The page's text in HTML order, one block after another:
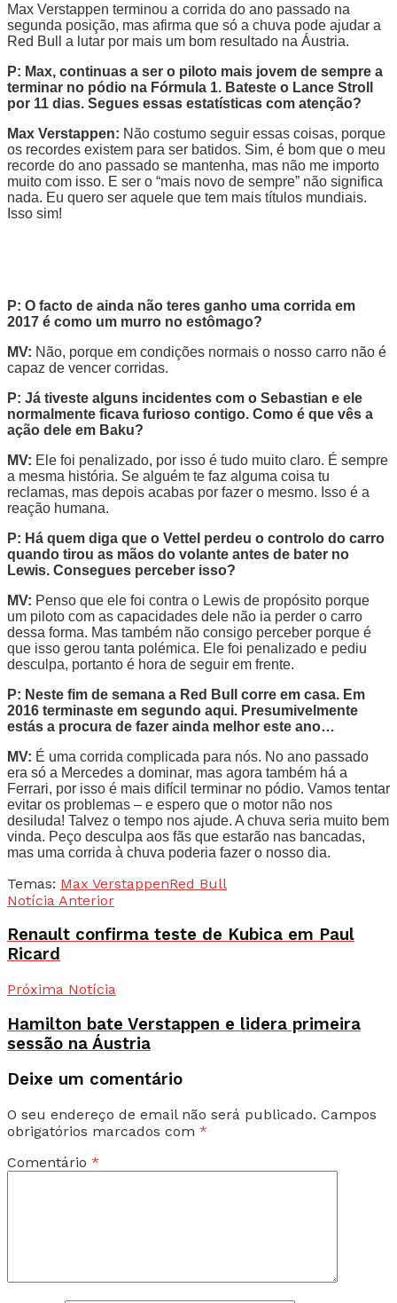
Max Verstappen terminou a corrida do ano passado na
segunda posição, mas afirma que só a chuva pode ajudar a
Red Bull a lutar por mais um bom resultado na Áustria.
P: Max, continuas a ser o piloto mais jovem de sempre a
terminar no pódio na Fórmula 1. Bateste o Lance Stroll
por 11 dias. Segues essas estatísticas com atenção?
Max Verstappen: Não costumo seguir essas coisas, porque
os recordes existem para ser batidos. Sim, é bom que o meu
recorde do ano passado se mantenha, mas não me importo
muito com isso. E ser o “mais novo de sempre” não significa
nada. Eu quero ser aquele que tem mais títulos mundiais.
Isso sim!
P: O facto de ainda não teres ganho uma corrida em
2017 é como um murro no estômago?
MV: Não, porque em condições normais o nosso carro não é
capaz de vencer corridas.
P: Já tiveste alguns incidentes com o Sebastian e ele
normalmente ficava furioso contigo. Como é que vês a
ação dele em Baku?
MV: Ele foi penalizado, por isso é tudo muito claro. É sempre
a mesma história. Se alguém te faz alguma coisa tu
reclamas, mas depois acabas por fazer o mesmo. Isso é a
reação humana.
P: Há quem diga que o Vettel perdeu o controlo do carro
quando tirou as mãos do volante antes de bater no
Lewis. Consegues perceber isso?
MV: Penso que ele foi contra o Lewis de propósito porque
um piloto com as capacidades dele não ia perder o carro
dessa forma. Mas também não consigo perceber porque é
que isso gerou tanta polémica. Ele foi penalizado e pediu
desculpa, portanto é hora de seguir em frente.
P: Neste fim de semana a Red Bull corre em casa. Em
2016 terminaste em segundo aqui. Presumivelmente
estás a procura de fazer ainda melhor este ano…
MV: É uma corrida complicada para nós. No ano passado
era só a Mercedes a dominar, mas agora também há a
Ferrari, por isso é mais difícil terminar no pódio. Vamos tentar
evitar os problemas – e espero que o motor não nos
desiluda! Talvez o tempo nos ajude. A chuva seria muito bem
vinda. Peço desculpa aos fãs que estarão nas bancadas,
mas uma corrida à chuva poderia fazer o nosso dia.
Temas: Max VerstappenRed Bull
Notícia Anterior
Renault confirma teste de Kubica em Paul
Ricard
Próxima Notícia
Hamilton bate Verstappen e lidera primeira
sessão na Áustria
Deixe um comentário
O seu endereço de email não será publicado. Campos
obrigatórios marcados com *
Comentário *